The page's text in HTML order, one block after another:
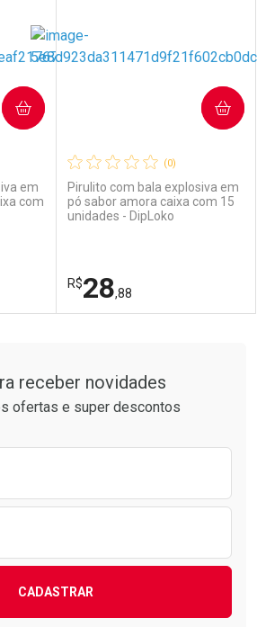
em
com
(0)
Pirulito com bala explosiva em
pó sabor amora caixa com 15
unidades - DipLoko
R$28,88
COMPRAR
Laboratório
Por Menos
receber novidades
ofertas e super descontos
CADASTRAR